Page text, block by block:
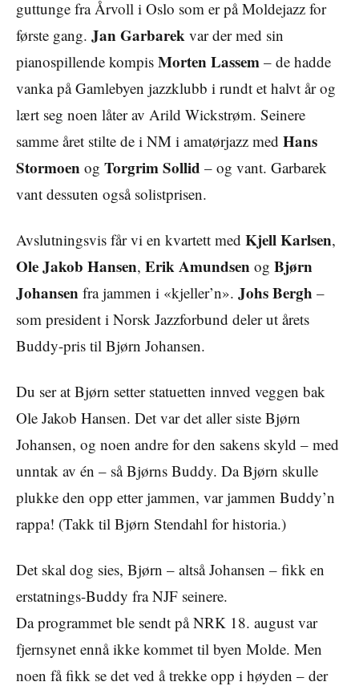
guttunge fra Årvoll i Oslo som er på Moldejazz for
første gang. Jan Garbarek var der med sin
pianospillende kompis Morten Lassem – de hadde
vanka på Gamlebyen jazzklubb i rundt et halvt år og
lært seg noen låter av Arild Wickstrøm. Seinere
samme året stilte de i NM i amatørjazz med Hans
Stormoen og Torgrim Sollid – og vant. Garbarek
vant dessuten også solistprisen.
Avslutningsvis får vi en kvartett med Kjell Karlsen,
Ole Jakob Hansen, Erik Amundsen og Bjørn
Johansen fra jammen i «kjeller’n». Johs Bergh –
som president i Norsk Jazzforbund deler ut årets
Buddy-pris til Bjørn Johansen.
Du ser at Bjørn setter statuetten innved veggen bak
Ole Jakob Hansen. Det var det aller siste Bjørn
Johansen, og noen andre for den sakens skyld – med
unntak av én – så Bjørns Buddy. Da Bjørn skulle
plukke den opp etter jammen, var jammen Buddy’n
rappa! (Takk til Bjørn Stendahl for historia.)
Det skal dog sies, Bjørn – altså Johansen – fikk en
erstatnings-Buddy fra NJF seinere.
Da programmet ble sendt på NRK 18. august var
fjernsynet ennå ikke kommet til byen Molde. Men
noen få fikk se det ved å trekke opp i høyden – der